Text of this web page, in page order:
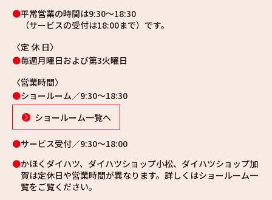
平常営業の時間は9:30～18:30
（サービスの受付は18:00まで）です。
〈定 休 日〉
毎週月曜日および第3火曜日
〈営業時間〉
ショールーム／9:30～18:30
ショールーム一覧へ
サービス受付／9:30～18:00
かほくダイハツ、ダイハツショップ小松、ダイハツショップ加
賀は定休日や営業時間が異なります。詳しくはショールーム一
覧をご覧ください。